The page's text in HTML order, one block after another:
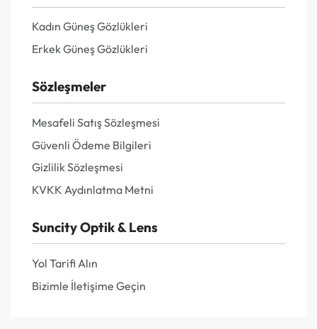
Kadın Güneş Gözlükleri
Erkek Güneş Gözlükleri
Sözleşmeler
Mesafeli Satış Sözleşmesi
Güvenli Ödeme Bilgileri
Gizlilik Sözleşmesi
KVKK Aydınlatma Metni
Suncity Optik & Lens
Yol Tarifi Alın
Bizimle İletişime Geçin